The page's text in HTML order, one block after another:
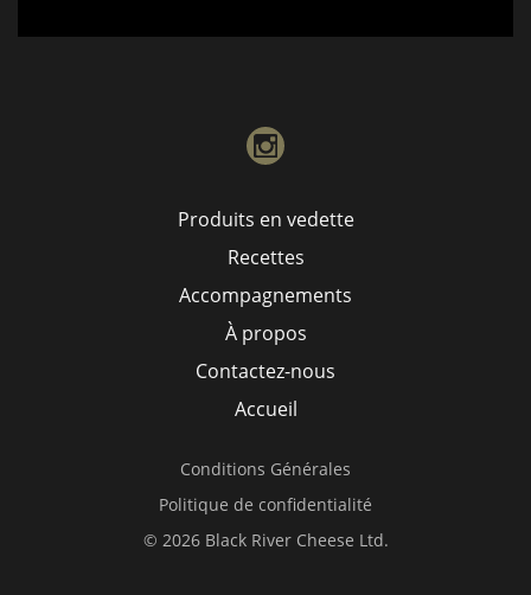
instagram
Produits en vedette
Recettes
Accompagnements
À propos
Contactez-nous
Accueil
Conditions Générales
Politique de confidentialité
© 2026 Black River Cheese Ltd.